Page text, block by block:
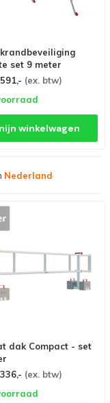
set 9 meter
(ex. btw)
winkelwagen
dak Compact - set
(ex. btw)